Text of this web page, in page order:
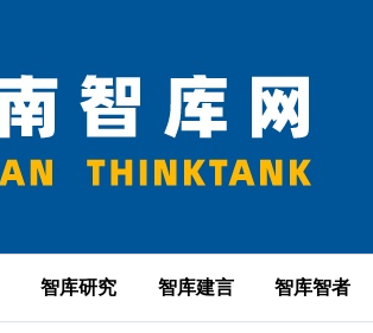
智库研究 智库建言 智库智者